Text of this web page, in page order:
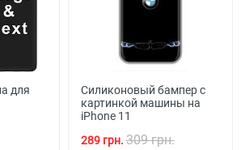
для
Силиконовый бампер с
картинкой машины на
iPhone 11
289 грн. 309 грн.